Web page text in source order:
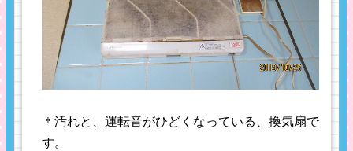
＊汚れと、運転音がひどくなっている、換気扇で
す。